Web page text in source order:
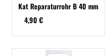
Kat Reparaturrohr B 40 mm
4,90 €